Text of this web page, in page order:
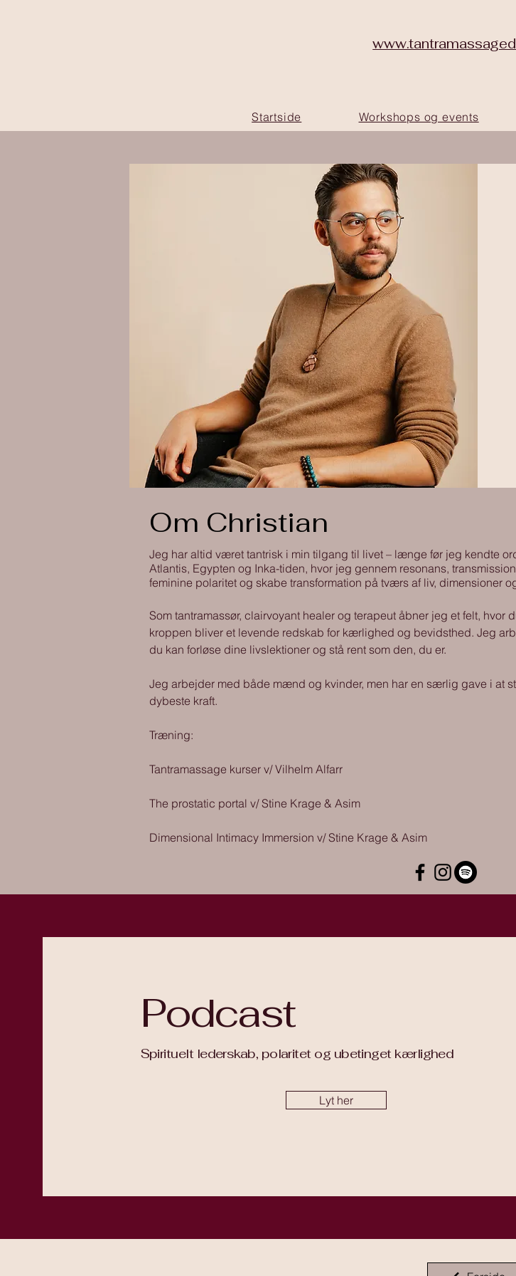
Startside Workshops og events
Om Christian
Jeg har altid været tantrisk i min tilgang til livet – længe før jeg kendte
Atlantis, Egypten og Inka-tiden, hvor jeg gennem resonans,
feminine polaritet og skabe transformation på tværs af liv, dimensioner
Som tantramassør, clairvoyant healer og terapeut åbner jeg et felt,
kroppen bliver et levende redskab for kærlighed og bevidsthed. Jeg
du kan forløse dine livslektioner og stå rent som den, du er.
Jeg arbejder med både mænd og kvinder, men har en særlig gave i at
dybeste kraft.
Træning:
Tantramassage kurser v/ Vilhelm Alfarr
The prostatic portal v/ Stine Krage & Asim
Dimensional Intimacy Immersion v/ Stine Krage & Asim
Podcast
Spirituelt lederskab, polaritet og ubetinget kærlighed
Lyt her